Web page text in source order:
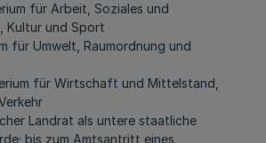
für Arbeit, Soziales und
Kultur und Sport
für Umwelt, Raumordnung und
für Wirtschaft und Mittelstand,
Landrat als untere staatliche
bis zum Amtsantritt eines